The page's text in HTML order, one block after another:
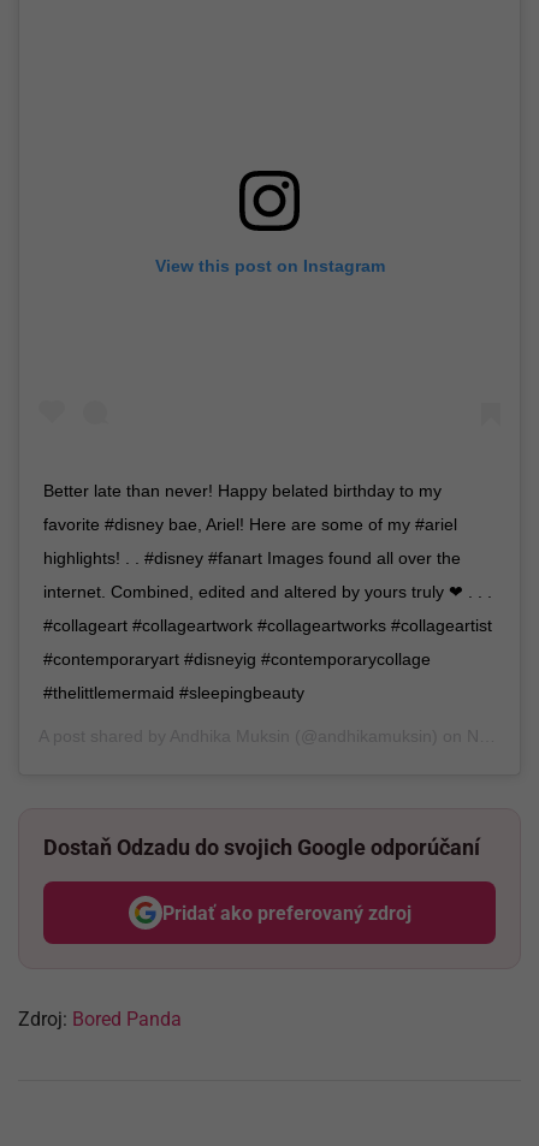
View this post on Instagram
Better late than never! Happy belated birthday to my
favorite #disney bae, Ariel! Here are some of my #ariel
highlights! . . #disney #fanart Images found all over the
internet. Combined, edited and altered by yours truly ❤ . . .
#collageart #collageartwork #collageartworks #collageartist
#contemporaryart #disneyig #contemporarycollage
#thelittlemermaid #sleepingbeauty
Dostaň Odzadu do svojich Google odporúčaní
Pridať ako preferovaný zdroj
Odzadu, odkaz sa otvorí v
Zdroj: Bored Panda